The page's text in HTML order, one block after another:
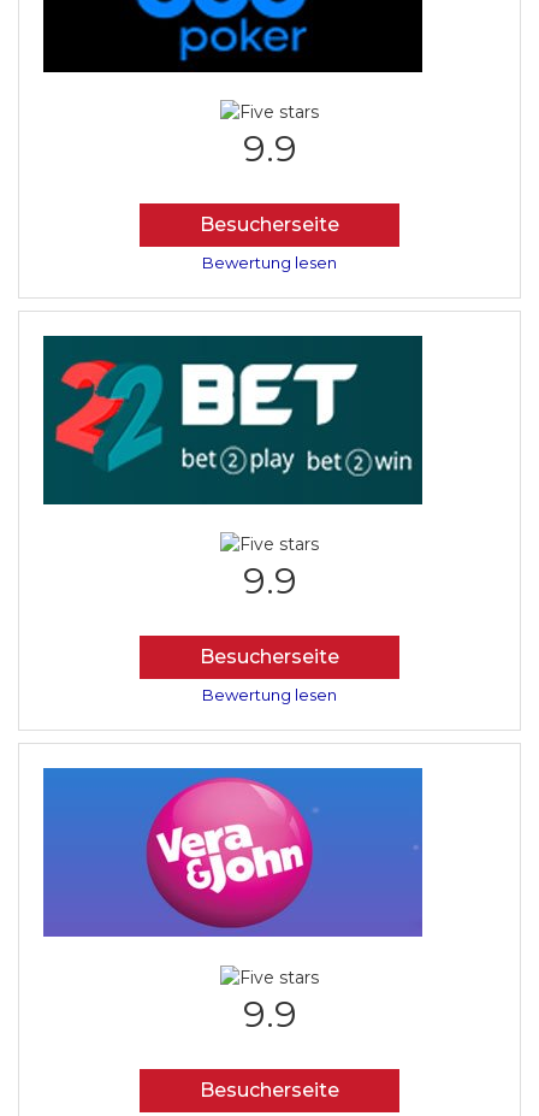
9.9
Besucherseite
Bewertung lesen
9.9
Besucherseite
Bewertung lesen
9.9
Besucherseite